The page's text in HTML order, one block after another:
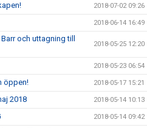
2018-07-02 09:26
2018-06-14 16:49
och uttagning till
2018-05-25 12:20
2018-05-23 06:54
öppen! 2018-05-17 15:21
2018 2018-05-14 10:13
2018-05-14 09:42